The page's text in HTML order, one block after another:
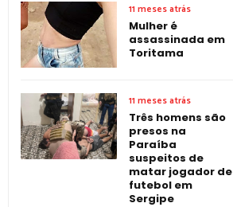
11 meses atrás
Mulher é
assassinada em
Toritama
11 meses atrás
Três homens são
presos na
Paraíba
suspeitos de
matar jogador de
futebol em
Sergipe